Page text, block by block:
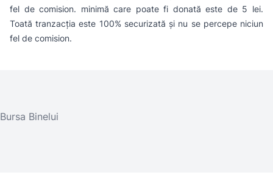
fel de comision. minimă care poate fi donată este de 5 lei.
Toată tranzacţia este 100% securizată şi nu se percepe niciun
fel de comision.
Bursa Binelui